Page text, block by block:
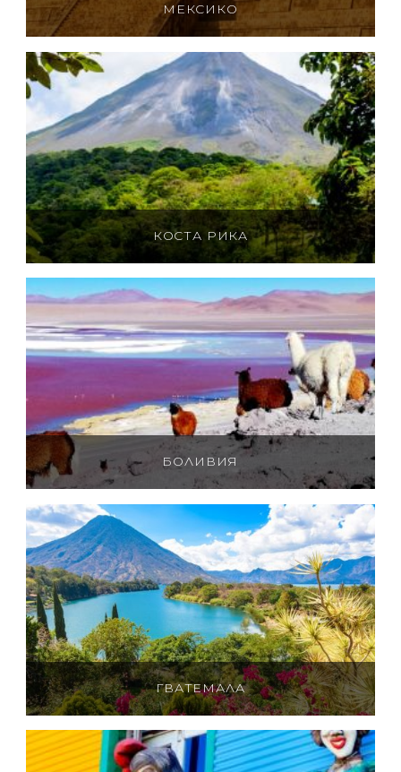
МЕКСИКО
КОСТА РИКА
БОЛИВИЯ
ГВАТЕМАЛА